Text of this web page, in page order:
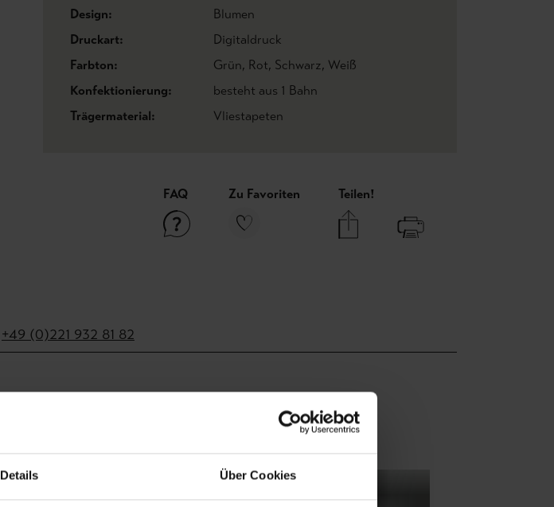
Details Über Cookies
Design:
Blumen
Druckart:
Digitaldruck
Farbton:
Grün, Rot, Schwarz, Weiß
Konfektionierung:
besteht aus 1 Bahn
Trägermaterial:
Vliestapeten
FAQ Zu Favoriten Teilen!
+49 (0)221 932 81 82